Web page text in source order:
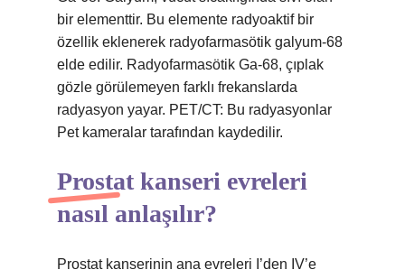
bir elementtir. Bu elemente radyoaktif bir
özellik eklenerek radyofarmasötik galyum-68
elde edilir. Radyofarmasötik Ga-68, çıplak
gözle görülemeyen farklı frekanslarda
radyasyon yayar. PET/CT: Bu radyasyonlar
Pet kameralar tarafından kaydedilir.
Prostat kanseri evreleri
nasıl anlaşılır?
Prostat kanserinin ana evreleri I’den IV’e